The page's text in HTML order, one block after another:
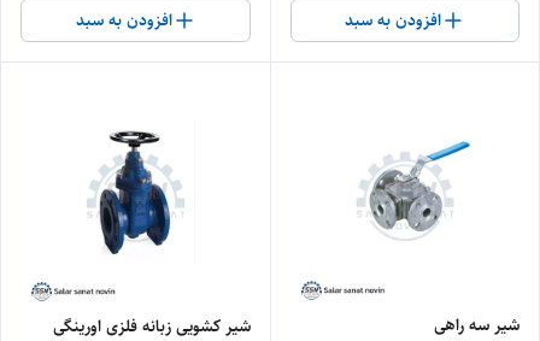
افزودن به سبد افزودن به سبد
شیر سه راهی شیر کشویی زبانه فلزی اورینگی